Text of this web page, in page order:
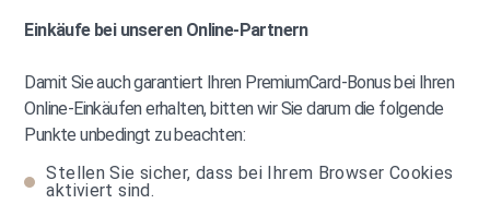
Einkäufe bei unseren Online-Partnern
Damit Sie auch garantiert Ihren PremiumCard-Bonus bei Ihren
Online-Einkäufen erhalten, bitten wir Sie darum die folgende
Punkte unbedingt zu beachten:
Stellen Sie sicher, dass bei Ihrem Browser Cookies
aktiviert sind.